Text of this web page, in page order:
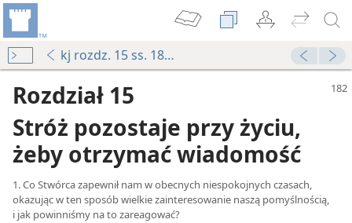
kj rozdz. 15 ss. 182-191
Rozdział 15
Stróż pozostaje przy życiu,
żeby otrzymać wiadomość
1. Co Stwórca zapewnił nam w obecnych niespokojnych czasach,
okazując w ten sposób wielkie zainteresowanie naszą pomyślnością,
i jak powinniśmy na to zareagować?